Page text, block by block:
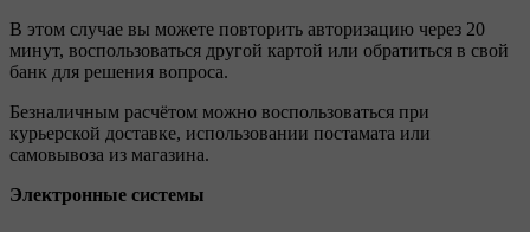
В этом случае вы можете повторить авторизацию через 20
минут, воспользоваться другой картой или обратиться в свой
банк для решения вопроса.
Безналичным расчётом можно воспользоваться при
курьерской доставке, использовании постамата или
самовывоза из магазина.
Электронные системы